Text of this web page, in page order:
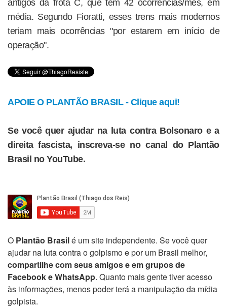
antigos da frota C, que tem 42 ocorrências/mês, em
média. Segundo Fioratti, esses trens mais modernos
teriam mais ocorrências "por estarem em início de
operação".
APOIE O PLANTÃO BRASIL - Clique aqui!
Se você quer ajudar na luta contra Bolsonaro e a
direita fascista, inscreva-se no canal do Plantão
Brasil no YouTube.
O Plantão Brasilé um site independente. Se você quer
ajudar na luta contra o golpismo e por um Brasil melhor,
compartilhe com seus amigos e em grupos de
Facebook e WhatsApp. Quanto mais gente tiver acesso
às informações, menos poder terá a manipulação da mídia
golpista.